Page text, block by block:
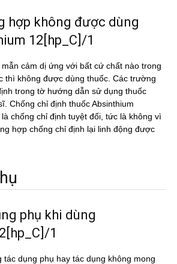
hợp không được dùng
12[hp_C]/1
cảm dị ứng với bất cứ chất nào trong
thì không được dùng thuốc. Các trường
trong tờ hướng dẫn sử dụng thuốc
Chống chỉ định thuốc Absinthium
chống chỉ định tuyệt đối, tức là không vì
hợp chống chỉ định lại linh động được
phụ khi dùng
1
dụng phụ hay tác dụng không mong